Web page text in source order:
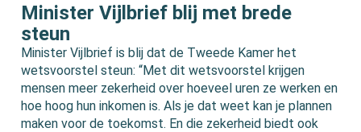
Minister Vijlbrief blij met brede
steun
Minister Vijlbrief is blij dat de Tweede Kamer het
wetsvoorstel steun: “Met dit wetsvoorstel krijgen
mensen meer zekerheid over hoeveel uren ze werken en
hoe hoog hun inkomen is. Als je dat weet kan je plannen
maken voor de toekomst. En die zekerheid biedt ook